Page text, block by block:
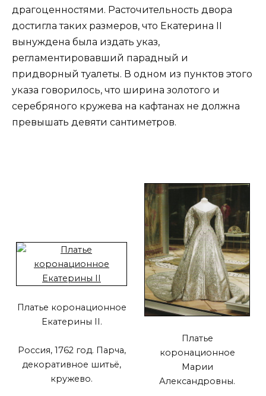
драгоценностями. Расточительность двора
достигла таких размеров, что Екатерина II
вынуждена была издать указ,
регламентировавший парадный и
придворный туалеты. В одном из пунктов этого
указа говорилось, что ширина золотого и
серебряного кружева на кафтанах не должна
превышать девяти сантиметров.
Платье коронационное
Екатерины II.
Россия, 1762 год. Парча,
декоративное шитьё,
кружево.
Платье
коронационное
Марии
Александровны.